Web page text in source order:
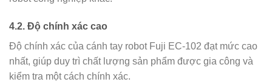
4.2. Độ chính xác cao
Độ chính xác của cánh tay robot Fuji EC-102 đạt mức cao
nhất, giúp duy trì chất lượng sản phẩm được gia công và
kiểm tra một cách chính xác.